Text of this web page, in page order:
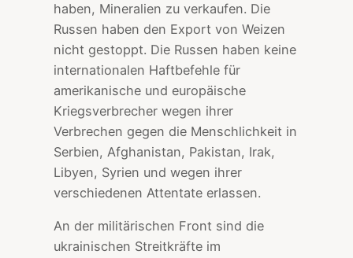
haben, Mineralien zu verkaufen. Die
Russen haben den Export von Weizen
nicht gestoppt. Die Russen haben keine
internationalen Haftbefehle für
amerikanische und europäische
Kriegsverbrecher wegen ihrer
Verbrechen gegen die Menschlichkeit in
Serbien, Afghanistan, Pakistan, Irak,
Libyen, Syrien und wegen ihrer
verschiedenen Attentate erlassen.
An der militärischen Front sind die
ukrainischen Streitkräfte im